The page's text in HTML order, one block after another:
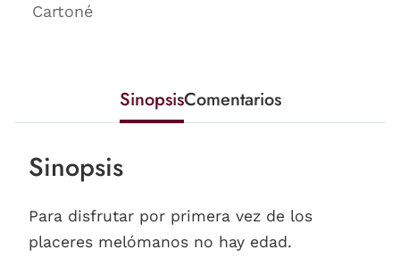
Cartoné
SinopsisComentarios
Sinopsis
Para disfrutar por primera vez de los
placeres melómanos no hay edad.